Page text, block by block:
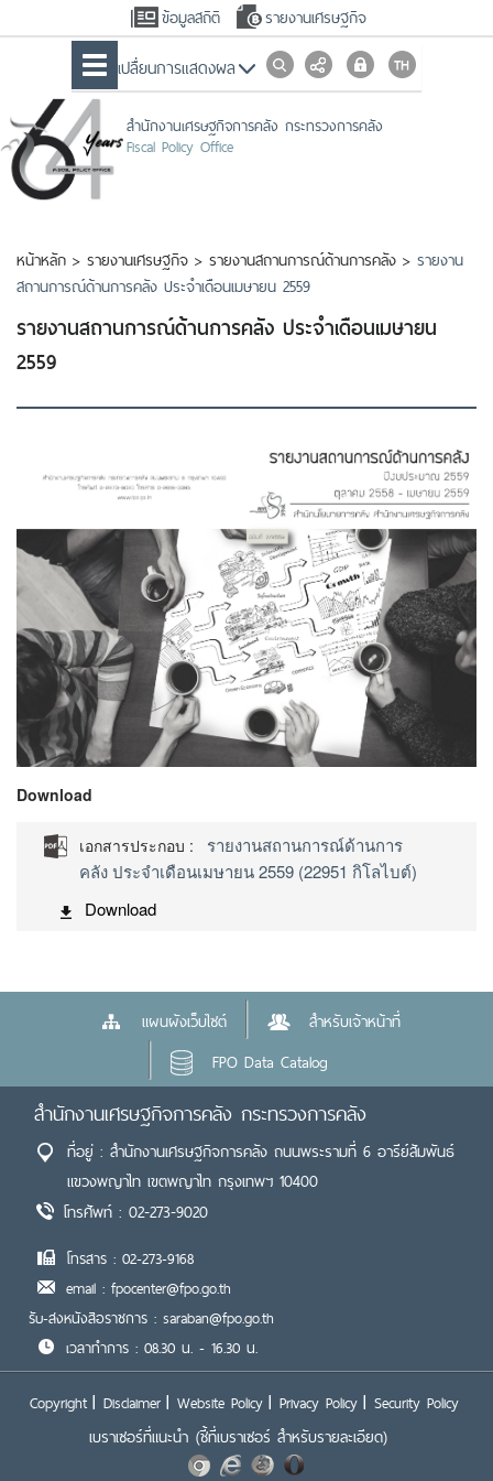
ข้อมูลสถิติ รายงานเศรษฐกิจ
เปลื่ยนการแสดงผล
สำนักงานเศรษฐกิจการคลัง กระทรวงการคลัง
Fiscal Policy Office
หน้าหลัก > รายงานเศรษฐกิจ > รายงานสถานการณ์ด้านการคลัง > รายงาน
สถานการณ์ด้านการคลัง ประจำเดือนเมษายน 2559
รายงานสถานการณ์ด้านการคลัง ประจำเดือนเมษายน
2559
Download
เอกสารประกอบ :
รายงานสถานการณ์ด้านการ
คลัง ประจำเดือนเมษายน 2559 (22951 กิโลไบต์)
Download
แผนผังเว็บไซต์
สำหรับเจ้าหน้าที่
FPO Data Catalog
สำนักงานเศรษฐกิจการคลัง กระทรวงการคลัง
ที่อยู่ : สำนักงานเศรษฐกิจการคลัง ถนนพระรามที่ 6 อารีย์สัมพันธ์
แขวงพญาไท เขตพญาไท กรุงเทพฯ 10400
โทรศัพท์ : 02-273-9020
โทรสาร : 02-273-9168
email : fpocenter@fpo.go.th
รับ-ส่งหนังสือราชการ : saraban@fpo.go.th
เวลาทำการ : 08.30 น. - 16.30 น.
Copyright Disclaimer Website Policy Privacy Policy Security Policy
เบราเซอร์ที่แนะนำ (ชี้ที่เบราเซอร์ สำหรับรายละเอียด)